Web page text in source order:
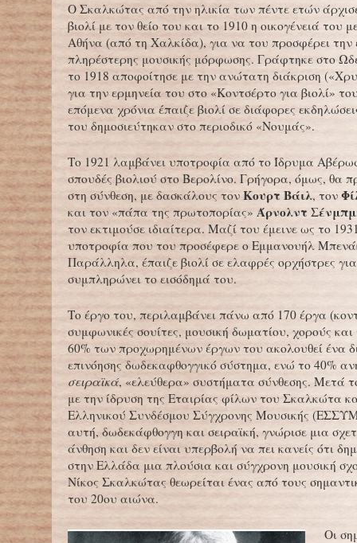
Ο Σκαλκώτας από την ηλικία των πέντε ετών
βιολί με τον θείο του και το 1910 η οικογένειά του
Αθήνα (από τη Χαλκίδα), για να του προσφέρει την
πληρέστερης μουσικής μόρφωσης. Γράφτηκε στο
το 1918 αποφοίτησε με την ανώτατη διάκριση
για την ερμηνεία του στο «Κοντσέρτο για βιολί»
επόμενα χρόνια έπαιζε βιολί σε διάφορες
του δημοσιεύτηκαν στο περιοδικό «Νουμάς».
Το 1921 λαμβάνει υποτροφία από το Ίδρυμα
σπουδές βιολιού στο Βερολίνο. Γρήγορα, όμως, θα
στη σύνθεση, με δασκάλους τον Κουρτ Βάιλ, τον
και τον «πάπα της πρωτοπορίας» Άρνολντ
τον εκτιμούσε ιδιαίτερα. Μαζί του έμεινε ως το
υποτροφία που του προσέφερε ο Εμμανουήλ
Παράλληλα, έπαιζε βιολί σε ελαφρές ορχήστρες
συμπληρώνει το εισόδημά του.
Το έργο του, περιλαμβάνει πάνω από 170 έργα
συμφωνικές σουίτες, μουσική δωματίου, χορούς
60% των προχωρημένων έργων του ακολουθεί ένα
επινόησης δωδεκαφθογγικό σύστημα, ενώ το 40%
σειραϊκά, «ελεύθερα» συστήματα σύνθεσης. Μετά
με την ίδρυση της Εταιρίας φίλων του Σκαλκώτα
Ελληνικού Συνδέσμου Σύγχρονης Μουσικής
αυτή, δωδεκάφθογγη και σειραϊκή, γνώρισε μια
άνθηση και δεν είναι υπερβολή να πει κανείς ότι
στην Ελλάδα μια πλούσια και σύγχρονη μουσική
Νίκος Σκαλκώτας θεωρείται ένας από τους
του 20ου αιώνα.
Οι